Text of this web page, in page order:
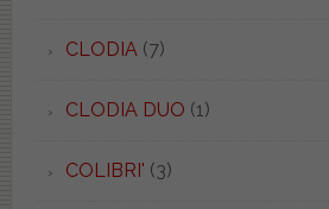
CLODIA(7)
CLODIA DUO (1)
COLIBRI' (3)